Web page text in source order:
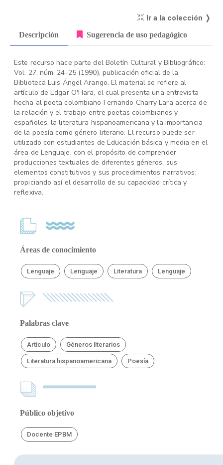
Ir a la colección ❭
Descripción Sugerencia de uso pedagógico
Este recurso hace parte del Boletín Cultural y Bibliográfico:
Vol. 27, núm. 24-25 (1990), publicación oficial de la
Biblioteca Luis Ángel Arango. El material se refiere al
artículo de Edgar O'Hara, el cual presenta una entrevista
hecha al poeta colombiano Fernando Charry Lara acerca de
la relación y el trabajo entre poetas colombianos y
españoles, la literatura hispanoamericana y la importancia
de la poesía como género literario. El recurso puede ser
utilizado con estudiantes de Educación básica y media en el
área de Lenguaje, con el propósito de comprender
producciones textuales de diferentes géneros, sus
elementos constitutivos y sus procedimientos narrativos;
propiciando así el desarrollo de su capacidad crítica y
reflexiva.
Áreas de conocimiento
Lenguaje Lenguaje Literatura Lenguaje
Palabras clave
Artículo Géneros literarios
Literatura hispanoamericana Poesía
Público objetivo
Docente EPBM